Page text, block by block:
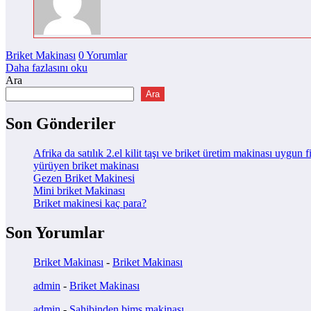
Briket Makinası 0 Yorumlar
Daha fazlasını oku
Ara
Ara
Son Gönderiler
Afrika da satılık 2.el kilit taşı ve briket üretim makinası uygun
yürüyen briket makinası
Gezen Briket Makinesi
Mini briket Makinası
Briket makinesi kaç para?
Son Yorumlar
Briket Makinası - Briket Makinası
admin - Briket Makinası